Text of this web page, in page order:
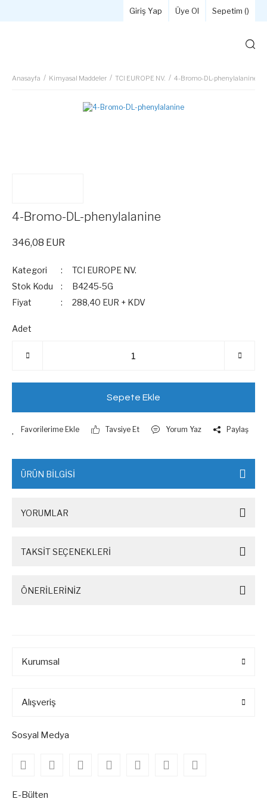
Giriş Yap Üye Ol Sepetim ()
Anasayfa Kimyasal Maddeler TCI EUROPE NV. 4-Bromo-DL-phenylalanine
4-Bromo-DL-phenylalanine
346,08 EUR
Kategori
TCI EUROPE NV.
Stok Kodu
B4245-5G
Fiyat
288,40 EUR + KDV
Adet
Sepete Ekle
Tavsiye Et Yorum Yaz Paylaş
ÜRÜN BİLGİSİ
YORUMLAR
TAKSİT SEÇENEKLERİ
ÖNERİLERİNİZ
Kurumsal
Alışveriş
Sosyal Medya
E-Bülten